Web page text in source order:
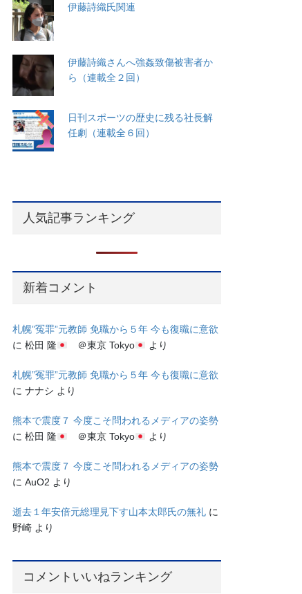
伊藤詩織氏関連
伊藤詩織さんへ強姦致傷被害者か
ら（連載全２回）
日刊スポーツの歴史に残る社長解
任劇（連載全６回）
人気記事ランキング
新着コメント
札幌”冤罪”元教師 免職から５年 今も復職に意欲
に松田 隆 ＠東京 Tokyo より
札幌”冤罪”元教師 免職から５年 今も復職に意欲
にナナシ より
熊本で震度７ 今度こそ問われるメディアの姿勢
に松田 隆 ＠東京 Tokyo より
熊本で震度７ 今度こそ問われるメディアの姿勢
にAuO2 より
逝去１年安倍元総理見下す山本太郎氏の無礼 に
野崎 より
コメントいいねランキング